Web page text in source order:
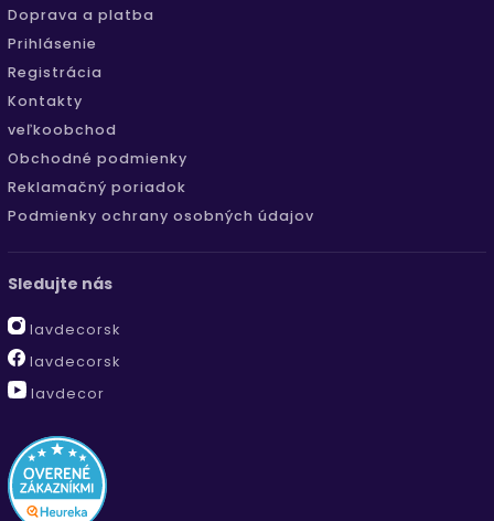
Doprava a platba
Prihlásenie
Registrácia
Kontakty
veľkoobchod
Obchodné podmienky
Reklamačný poriadok
Podmienky ochrany osobných údajov
Sledujte nás
lavdecorsk
lavdecorsk
lavdecor